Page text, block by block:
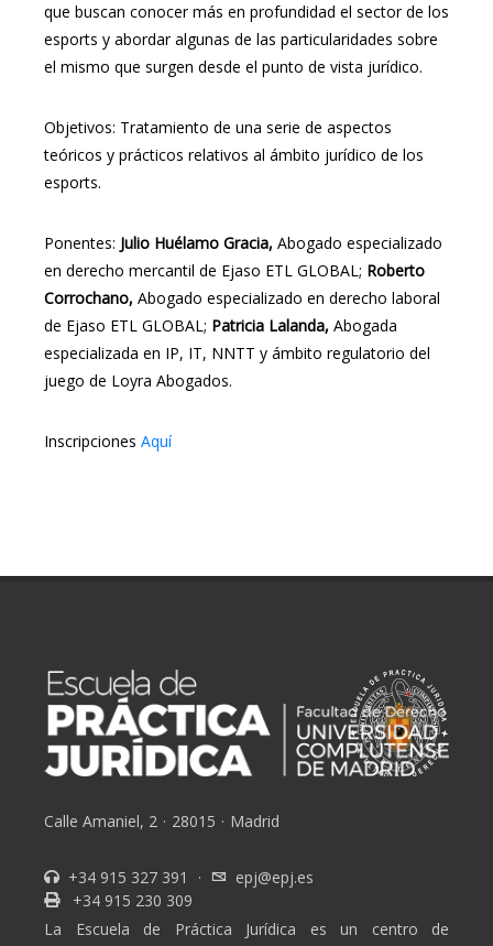
que buscan conocer más en profundidad el sector de los
esports y abordar algunas de las particularidades sobre
el mismo que surgen desde el punto de vista jurídico.
Objetivos: Tratamiento de una serie de aspectos
teóricos y prácticos relativos al ámbito jurídico de los
esports.
Ponentes: Julio Huélamo Gracia, Abogado especializado
en derecho mercantil de Ejaso ETL GLOBAL; Roberto
Corrochano, Abogado especializado en derecho laboral
de Ejaso ETL GLOBAL; Patricia Lalanda, Abogada
especializada en IP, IT, NNTT y ámbito regulatorio del
juego de Loyra Abogados.
Inscripciones Aquí
Calle Amaniel, 2 · 28015 · Madrid
+34 915 327 391 ·
epj@epj.es
+34 915 230 309
La Escuela de Práctica Jurídica es un centro de